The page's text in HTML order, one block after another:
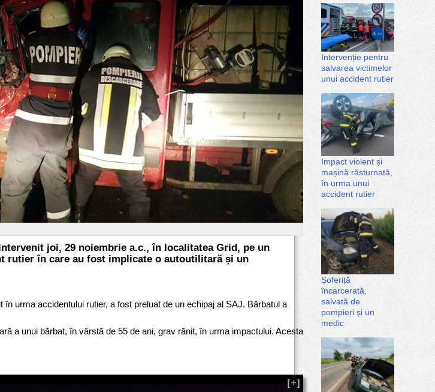
joi, 29 noiembrie a.c., în localitatea Grid, pe un
rutier în care au fost implicate o autoutilitară și un
urma accidentului rutier, a fost preluat de un echipaj al SAJ. Bărbatul a
a unui bărbat, în vârstă de 55 de ani, grav rănit, în urma impactului. Acesta
Intervenție pentru
salvarea victimelor
unui accident rutier
Impact violent și
mașină răsturnată,
în urma unui
accident rutier
Șoferiță
încarcerată,
salvată de
pompieri și un
medic